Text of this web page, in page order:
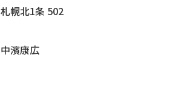
幌北1条 502
濱康広